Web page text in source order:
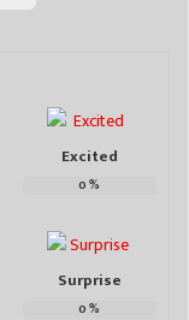
Excited
0%
Surprise
0%